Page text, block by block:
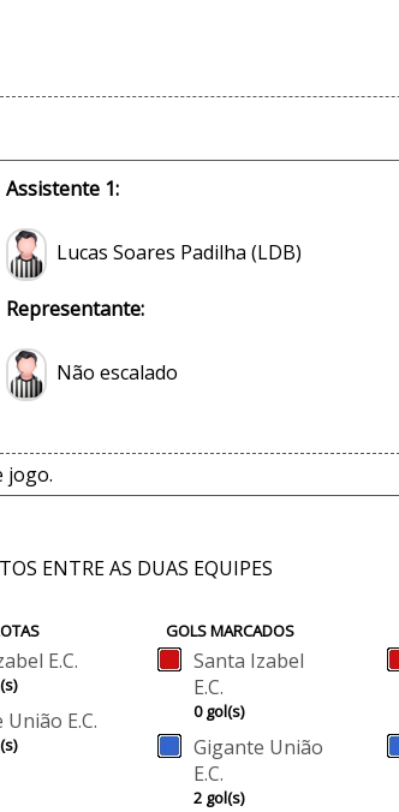
Assistente 1:
Lucas Soares Padilha (LDB)
Representante:
Não escalado
jogo.
ENTRE AS DUAS EQUIPES
E.C.
E.C.
GOLS MARCADOS
Santa Izabel
E.C.
0 gol(s)
Gigante União
E.C.
2 gol(s)